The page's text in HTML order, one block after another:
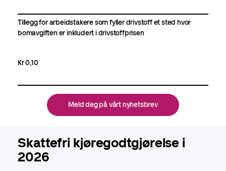
Tillegg for arbeidstakere som fyller drivstoff et sted hvor
bomavgiften er inkludert i drivstoffprisen
Kr 0,10
Meld deg på vårt nyhetsbrev
Skattefri kjøregodtgjørelse i
2026